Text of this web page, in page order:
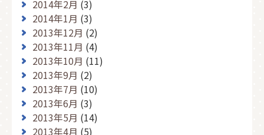
2014年2月 (3)
2014年1月 (3)
2013年12月 (2)
2013年11月 (4)
2013年10月 (11)
2013年9月 (2)
2013年7月 (10)
2013年6月 (3)
2013年5月 (14)
2013年4月 (5)